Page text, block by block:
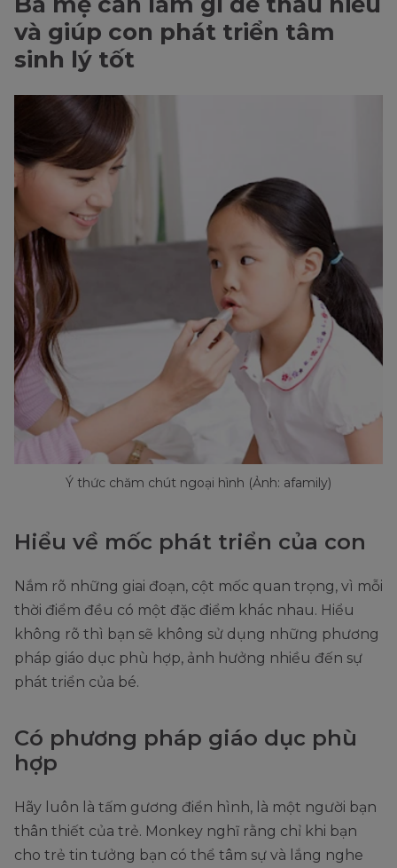
và giúp con phát triển tâm
sinh lý tốt
Ý thức chăm chút ngoại hình (Ảnh: afamily)
Hiểu về mốc phát triển của con
Nắm rõ những giai đoạn, cột mốc quan trọng, vì mỗi
thời điểm đều có một đặc điểm khác nhau. Hiểu
không rõ thì bạn sẽ không sử dụng những phương
pháp giáo dục phù hợp, ảnh hưởng nhiều đến sự
phát triển của bé.
Có phương pháp giáo dục phù
hợp
Hãy luôn là tấm gương điển hình, là một người bạn
thân thiết của trẻ. Monkey nghĩ rằng chỉ khi bạn
cho trẻ tin tưởng bạn có thể tâm sự và lắng nghe